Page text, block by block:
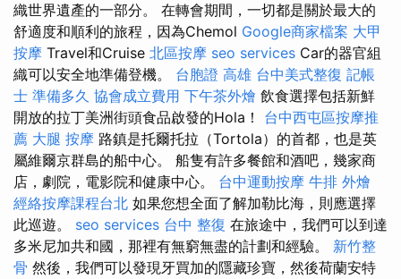
織世界遺產的一部分。 在轉會期間，一切都是關於最大的
舒適度和順利的旅程，因為Chemol Google商家檔案 大甲
按摩 Travel和Cruise 北區按摩 seo services Car的器官組
織可以安全地準備登機。 台胞證 高雄 台中美式整復 記帳
士 準備多久 協會成立費用 下午茶外燴 飲食選擇包括新鮮
開放的拉丁美洲街頭食品啟發的Hola！ 台中西屯區按摩推
薦 大腿 按摩 路鎮是托爾托拉（Tortola）的首都，也是英
屬維爾京群島的船中心。 船隻有許多餐館和酒吧，幾家商
店，劇院，電影院和健康中心。 台中運動按摩 牛排 外燴
經絡按摩課程台北 如果您想全面了解加勒比海，則應選擇
此巡遊。 seo services 台中 整復 在旅途中，我們可以到達
多米尼加共和國，那裡有無窮無盡的計劃和經驗。 新竹整
骨 然後，我們可以發現牙買加的隱藏珍寶，然後荷蘭安特